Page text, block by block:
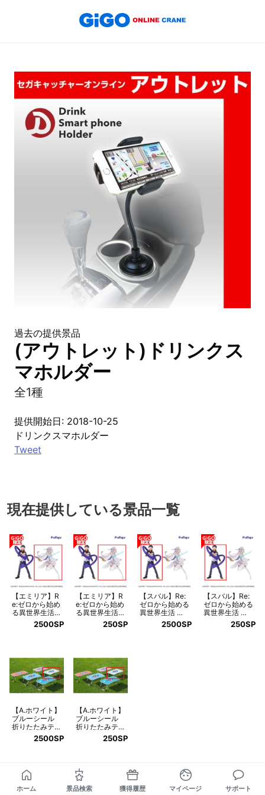
ホーム 景品検索 獲得履歴 マイページ サポート
過去の提供景品
(アウトレット)ドリンクス
マホルダー
全1種
提供開始日: 2018-10-25
ドリンクスマホルダー
Tweet
現在提供している景品一覧
【エミリア】R
e:ゼロから始め
る異世界生活
王選候補者と騎
士フィギュアー
2500SP
【エミリア】R
e:ゼロから始め
る異世界生活
王選候補者と騎
士フィギュアー
250SP
【スバル】Re:
ゼロから始める
異世界生活 王
選候補者と騎士
フィギュアーエ
2500SP
【スバル】Re:
ゼロから始める
異世界生活 王
選候補者と騎士
フィギュアーエ
250SP
【A.ホワイト】
ブルーシール
折りたたみテー
2500SP
【A.ホワイト】
ブルーシール
折りたたみテー
250SP